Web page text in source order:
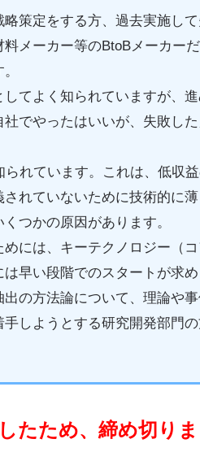
策定をする方、過去実施し
メーカー等のBtoBメーカー
てよく知られていますが、
でやったはいいが、失敗し
れています。これは、低収
れていないために技術的に
つかの原因があります。
には、キーテクノロジー（
早い段階でのスタートが求
の方法論について、理論や
しようとする研究開発部門
たため、締め切り